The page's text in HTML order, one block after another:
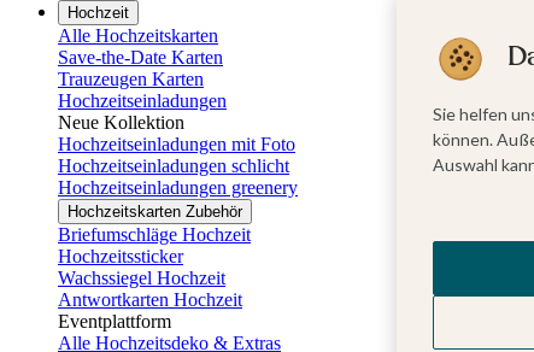
Hochzeit
Alle Hochzeitskarten
Save-the-Date Karten
Trauzeugen Karten
Hochzeitseinladungen
Neue Kollektion
Hochzeitseinladungen mit Foto
Hochzeitseinladungen schlicht
Hochzeitseinladungen greenery
Hochzeitskarten Zubehör
Briefumschläge Hochzeit
Hochzeitssticker
Wachssiegel Hochzeit
Antwortkarten Hochzeit
Eventplattform
Alle Hochzeitsdeko & Extras
Sie helfen
können.
Auswahl